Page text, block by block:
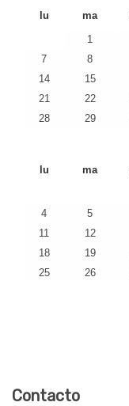
lu ma
1
7
8
14
15
21
22
28
29
lu ma
4
5
11
12
18
19
25
26
Contacto